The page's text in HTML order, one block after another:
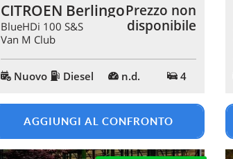
CITROEN Berlingo
BlueHDi 100 S&S
Van M Club
Prezzo non
disponibile
Nuovo Diesel n.d. 4
AGGIUNGI AL CONFRONTO